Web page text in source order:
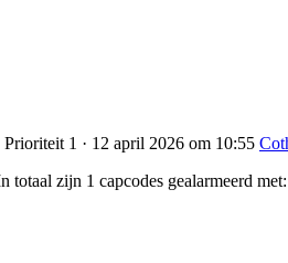
1 · 12 april 2026 om 10:55
zijn 1 capcodes gealarmeerd